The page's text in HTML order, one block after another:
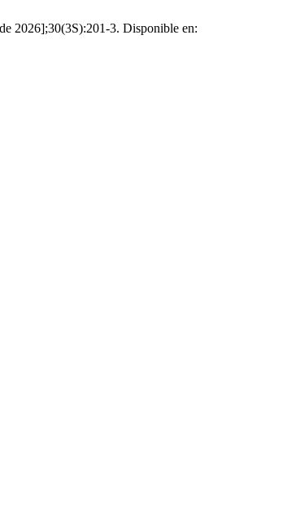
2026];30(3S):201-3. Disponible en: